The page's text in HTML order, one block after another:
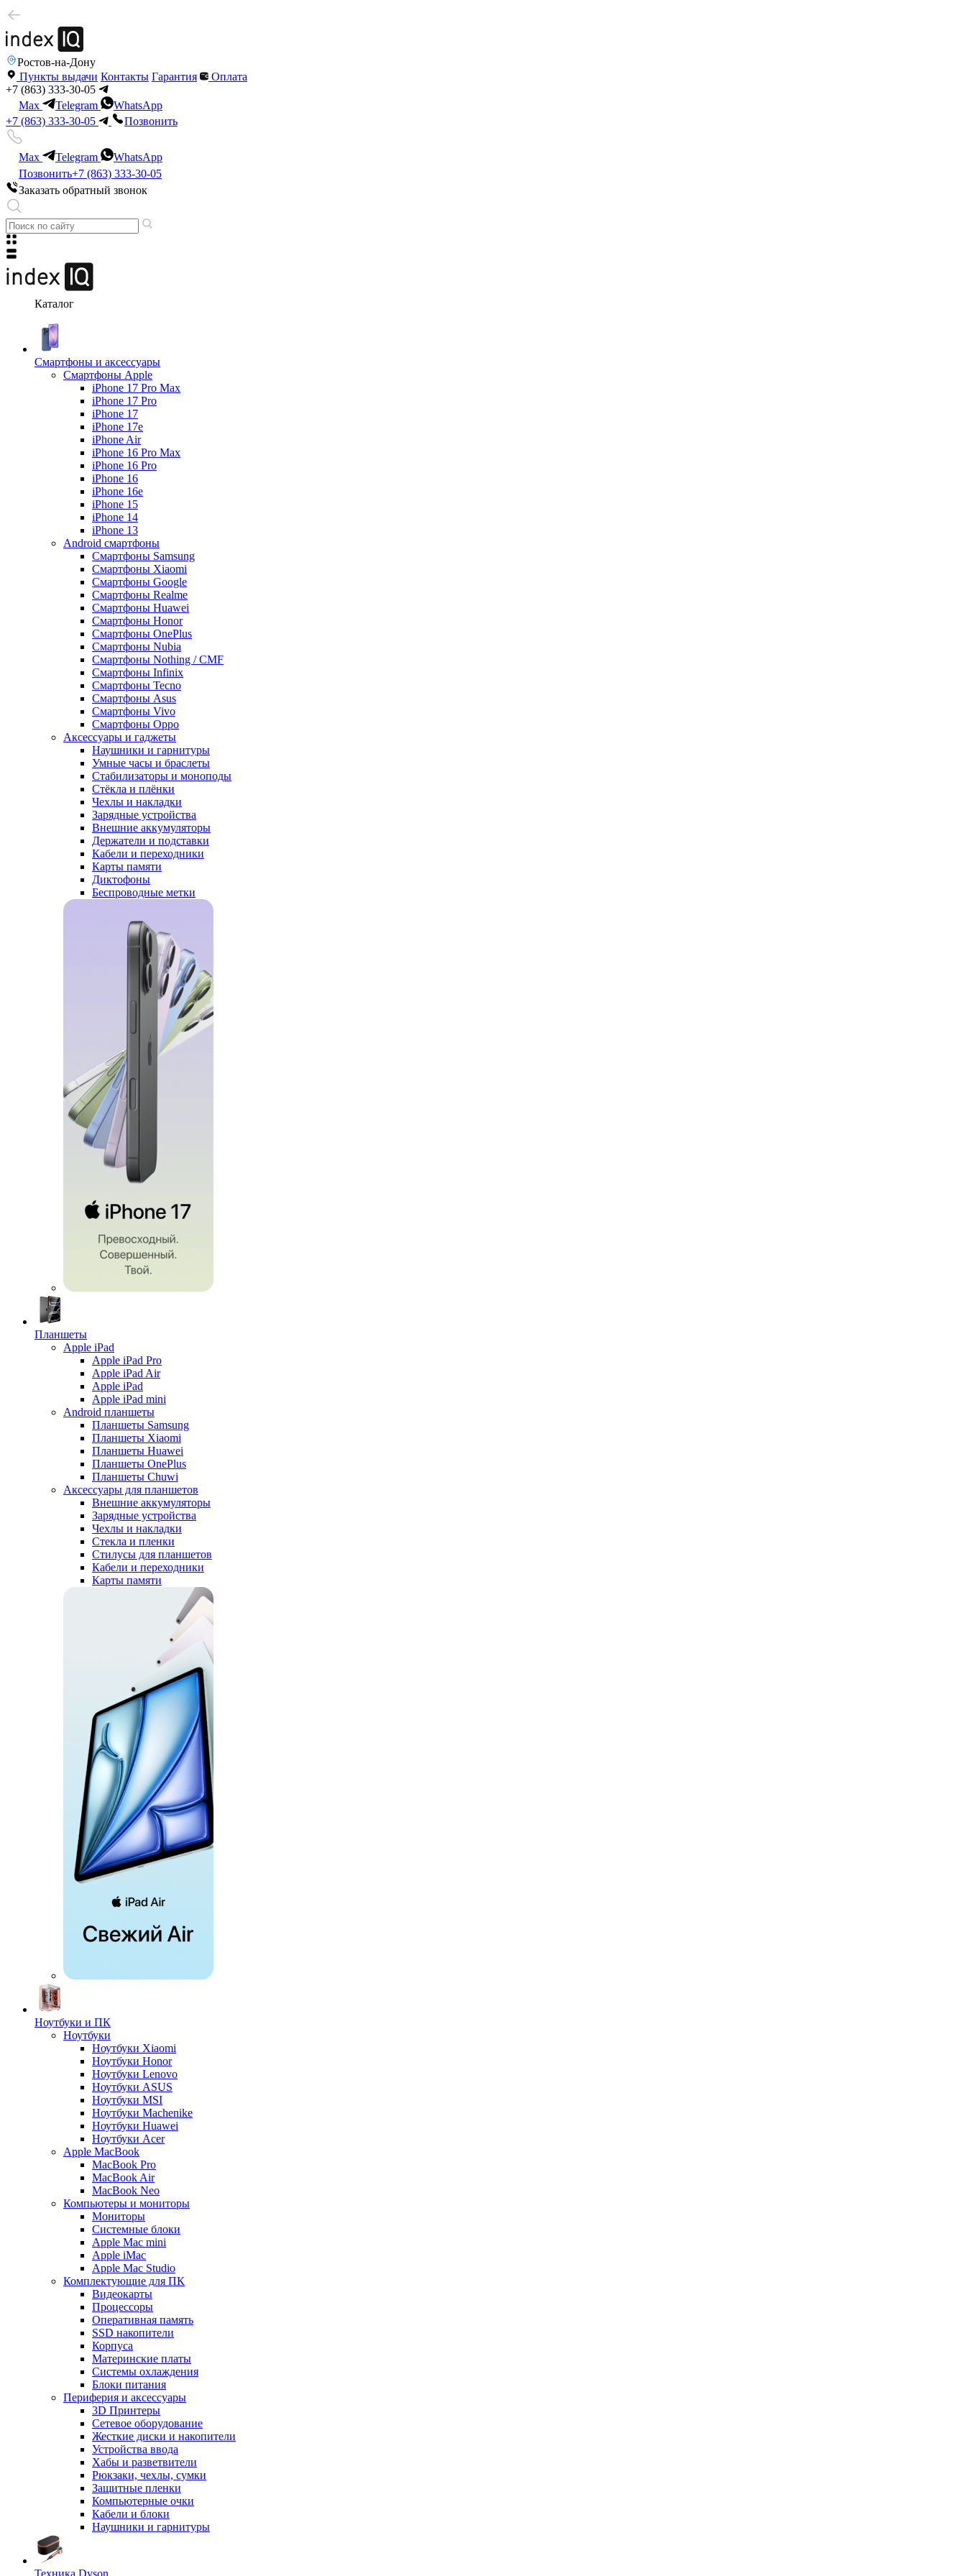
Ростов-на-Дону
Пункты выдачи Контакты Гарантия
Оплата
+7 (863) 333-30-05
Max
Telegram
WhatsApp
+7 (863) 333-30-05
Позвонить
Max Telegram
WhatsApp
Позвонить+7 (863) 333-30-05
Заказать обратный звонок
Каталог
Смартфоны и аксессуары
Смартфоны Apple
iPhone 17 Pro Max
iPhone 17 Pro
iPhone 17
iPhone 17e
iPhone Air
iPhone 16 Pro Max
iPhone 16 Pro
iPhone 16
iPhone 16e
iPhone 15
iPhone 14
iPhone 13
Android cмартфоны
Смартфоны Samsung
Смартфоны Xiaomi
Смартфоны Google
Смартфоны Realme
Смартфоны Huawei
Смартфоны Honor
Смартфоны OnePlus
Смартфоны Nubia
Смартфоны Nothing / CMF
Смартфоны Infinix
Смартфоны Tecno
Смартфоны Asus
Смартфоны Vivo
Смартфоны Oppo
Аксессуары и гаджеты
Наушники и гарнитуры
Умные часы и браслеты
Стабилизаторы и моноподы
Стёкла и плёнки
Чехлы и накладки
Зарядные устройства
Внешние аккумуляторы
Держатели и подставки
Кабели и переходники
Карты памяти
Диктофоны
Беспроводные метки
Планшеты
Apple iPad
Apple iPad Pro
Apple iPad Air
Apple iPad
Apple iPad mini
Android планшеты
Планшеты Samsung
Планшеты Xiaomi
Планшеты Huawei
Планшеты OnePlus
Планшеты Chuwi
Аксессуары для планшетов
Внешние аккумуляторы
Зарядные устройства
Чехлы и накладки
Стекла и пленки
Стилусы для планшетов
Кабели и переходники
Карты памяти
Ноутбуки и ПК
Ноутбуки
Ноутбуки Xiaomi
Ноутбуки Honor
Ноутбуки Lenovo
Ноутбуки ASUS
Ноутбуки MSI
Ноутбуки Machenike
Ноутбуки Huawei
Ноутбуки Acer
Apple MacBook
MacBook Pro
MacBook Air
MacBook Neo
Компьютеры и мониторы
Мониторы
Системные блоки
Apple Mac mini
Apple iMac
Apple Mac Studio
Комплектующие для ПК
Видеокарты
Процессоры
Оперативная память
SSD накопители
Корпуса
Материнские платы
Системы охлаждения
Блоки питания
Периферия и аксессуары
3D Принтеры
Сетевое оборудование
Жесткие диски и накопители
Устройства ввода
Хабы и разветвители
Рюкзаки, чехлы, сумки
Защитные пленки
Компьютерные очки
Кабели и блоки
Наушники и гарнитуры
Техника Dyson